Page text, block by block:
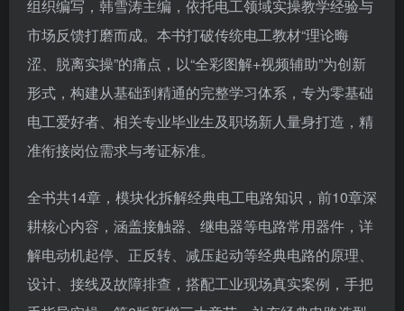
组织编写，韩雪涛主编，依托电工领域实操教学经验与
市场反馈打磨而成。本书打破传统电工教材“理论晦
涩、脱离实操”的痛点，以“全彩图解+视频辅助”为创新
形式，构建从基础到精通的完整学习体系，专为零基础
电工爱好者、相关专业毕业生及职场新人量身打造，精
准衔接岗位需求与考证标准。
全书共14章，模块化拆解经典电工电路知识，前10章深
耕核心内容，涵盖接触器、继电器等电路常用器件，详
解电动机起停、正反转、减压起动等经典电路的原理、
设计、接线及故障排查，搭配工业现场真实案例，手把